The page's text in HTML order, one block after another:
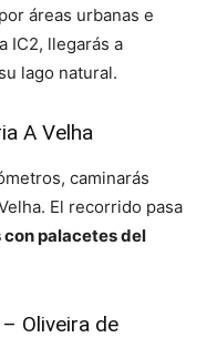
áreas urbanas e
IC2, llegarás a
lago natural.
A Velha
caminarás
El recorrido pasa
con palacetes del
Oliveira de